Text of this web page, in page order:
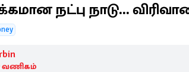
நட்பு நாடு...
வணிகம்